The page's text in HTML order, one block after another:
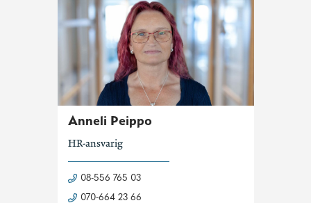
Anneli Peippo
HR-ansvarig
08-556 765 03
070-664 23 66